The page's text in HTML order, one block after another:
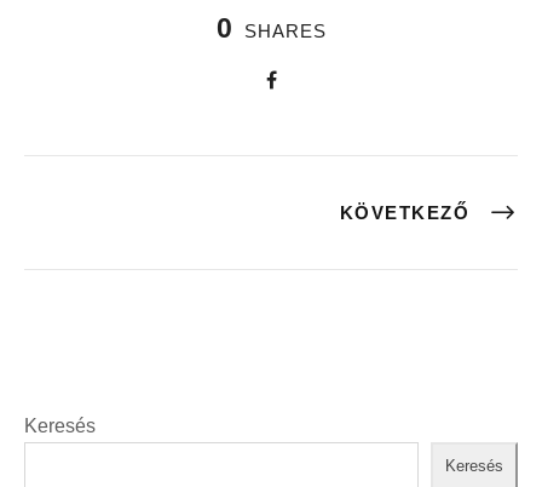
0 SHARES
KÖVETKEZŐ
Keresés
Keresés